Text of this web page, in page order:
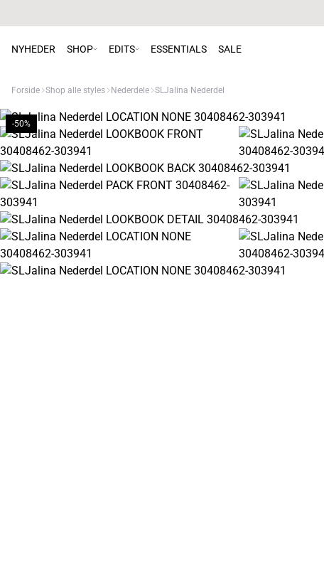
NYHEDER SHOP EDITS ESSENTIALS SALE
Forside Shop alle styles Nederdele SLJalina Nederdel
-50%